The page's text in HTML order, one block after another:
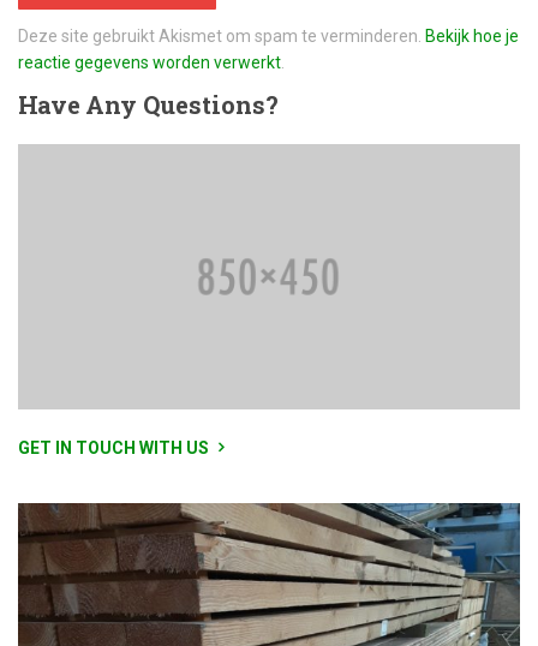
Deze site gebruikt Akismet om spam te verminderen. Bekijk hoe je
reactie gegevens worden verwerkt
HaveAny Questions?
GET IN TOUCH WITH US